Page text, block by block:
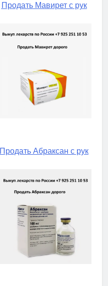
Продать Мавирет с рук
Продать Абраксан с рук